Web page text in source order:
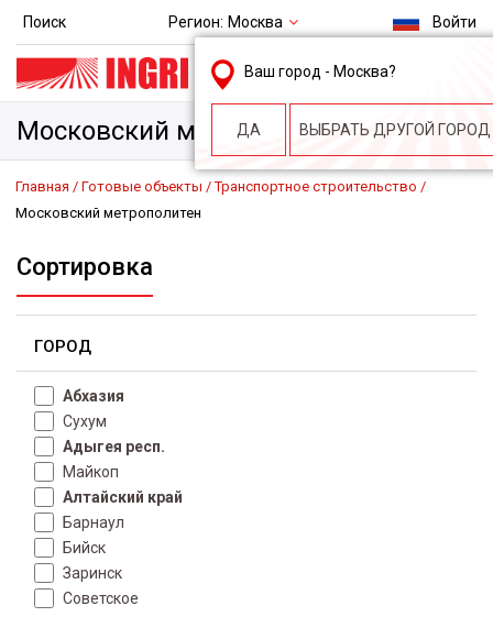
Поиск Регион: Москва
Ваш город - Москва?
ДА ВЫБРАТЬ ДРУГОЙ ГОРОД
Войти
msk@ingri.ru
пн. – пт.: 9.00-18.00
Московский метрополитен
Главная Готовые объекты
Транспортное строительство
Московский метрополитен
Сортировка
ГОРОД
Абхазия
Сухум
Адыгея респ.
Майкоп
Алтайский край
Барнаул
Бийск
Заринск
Советское